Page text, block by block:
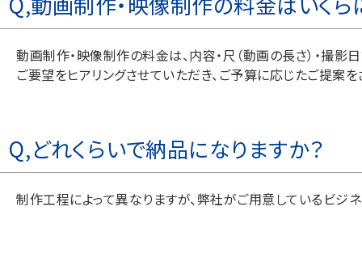
動画制作・映像制作の料金は、内容・尺（動画の長さ）・撮影
ご要望をヒアリングさせていただき、ご予算に応じたご提案を
Q,どれくらいで納品になりますか？
制作工程によって異なりますが、弊社がご用意しているビジ